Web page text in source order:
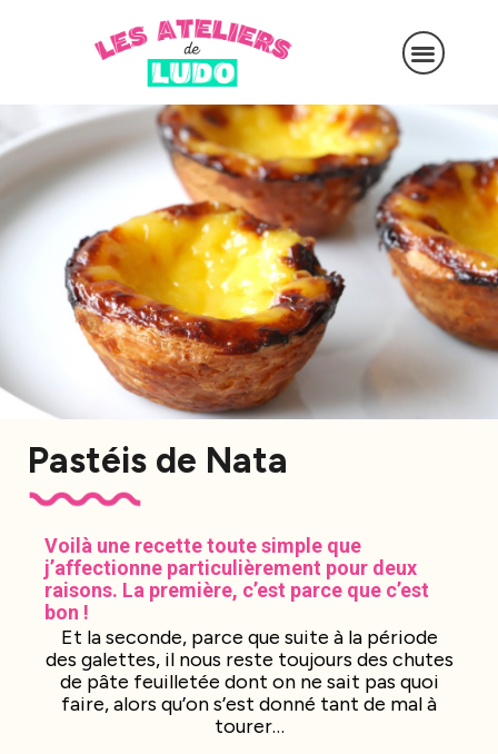
Pastéis de Nata
Voilà une recette toute simple que
j’affectionne particulièrement pour deux
raisons. La première, c’est parce que c’est
bon !
Et la seconde, parce que suite à la période
des galettes, il nous reste toujours des chutes
de pâte feuilletée dont on ne sait pas quoi
faire, alors qu’on s’est donné tant de mal à
tourer…